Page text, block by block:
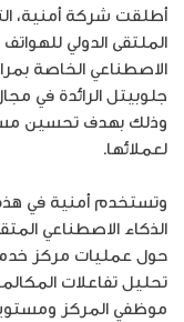
الملتقى الدولي
الاصطناعي الخاصة
جلوبيتل الرائدة في
وذلك بهدف تحسين
لعملائها.
وتستخدم أمنية في
الذكاء الاصطناعي
حول عمليات مركز
تحليل تفاعلات
موظفي المركز